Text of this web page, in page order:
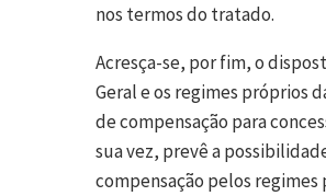
nos termos do tratado.
Acresça-se, por fim, o
Geral e os regimes próprios
de compensação para
sua vez, prevê a
compensação pelos